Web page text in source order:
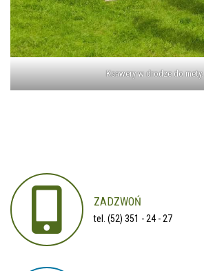
Ksawery w drodze do mety.
ZADZWOŃ
tel. (52) 351 - 24 - 27